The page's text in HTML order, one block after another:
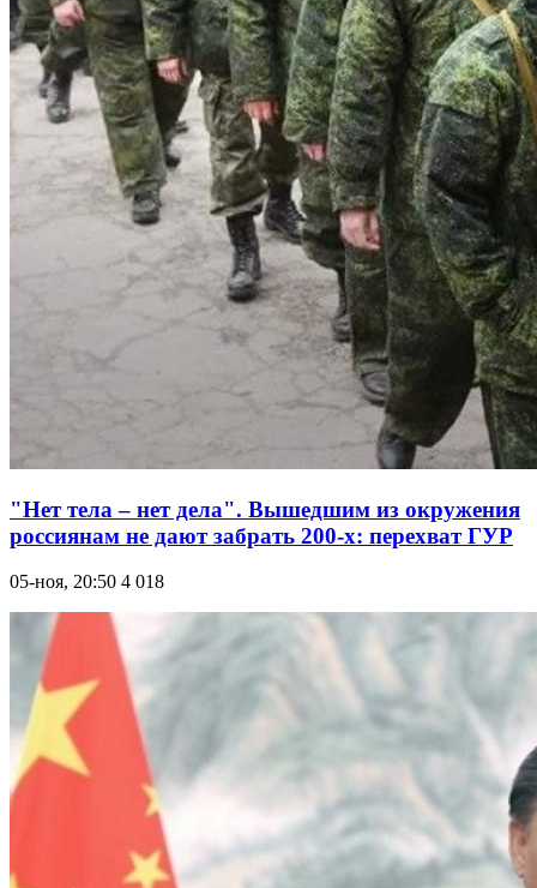
"Нет тела – нет дела". Вышедшим из окружения
россиянам не дают забрать 200-х: перехват ГУР
05-ноя, 20:50 4 018